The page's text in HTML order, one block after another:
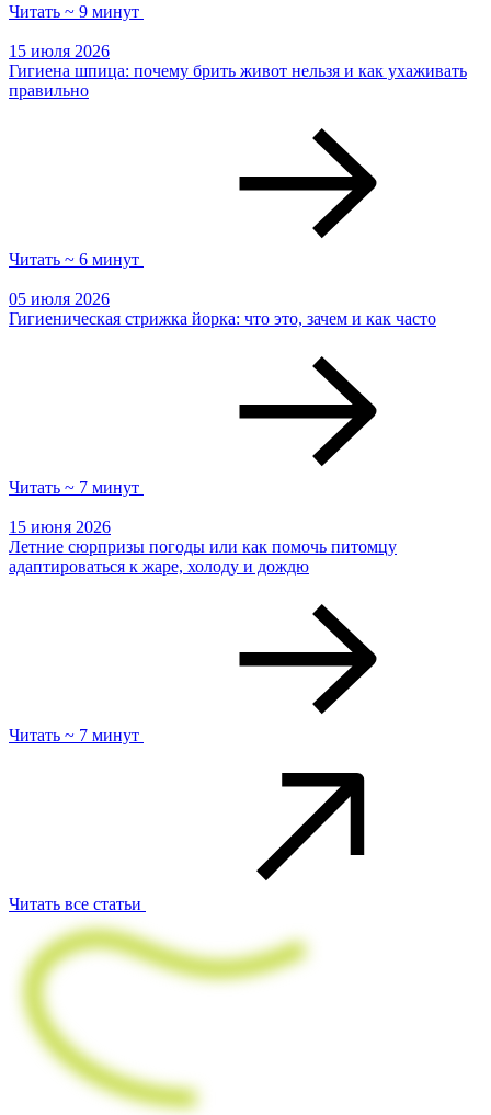
Читать ~ 9 минут
15 июля 2026
Гигиена шпица: почему брить живот нельзя и как ухаживать
правильно
Читать ~ 6 минут
05 июля 2026
Гигиеническая стрижка йорка: что это, зачем и как часто
Читать ~ 7 минут
15 июня 2026
Летние сюрпризы погоды или как помочь питомцу
адаптироваться к жаре, холоду и дождю
Читать ~ 7 минут
Читать все статьи